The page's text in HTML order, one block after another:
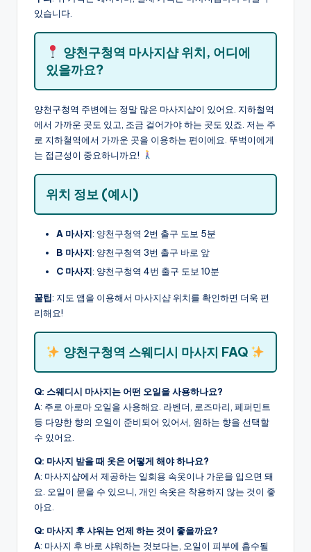
있습니다.
양천구청역 마사지샵 위치, 어디에
있을까요?
양천구청역 주변에는 정말 많은 마사지샵이 있어요. 지하철역
에서 가까운 곳도 있고, 조금 걸어가야 하는 곳도 있죠. 저는 주
로 지하철역에서 가까운 곳을 이용하는 편이에요. 뚜벅이에게
는 접근성이 중요하니까요!
위치 정보 (예시)
A 마사지: 양천구청역 2번 출구 도보 5분
B 마사지: 양천구청역 3번 출구 바로 앞
C 마사지: 양천구청역 4번 출구 도보 10분
꿀팁: 지도 앱을 이용해서 마사지샵 위치를 확인하면 더욱 편
리해요!
양천구청역 스웨디시 마사지 FAQ
Q: 스웨디시 마사지는 어떤 오일을 사용하나요?
A: 주로 아로마 오일을 사용해요. 라벤더, 로즈마리, 페퍼민트
등 다양한 향의 오일이 준비되어 있어서, 원하는 향을 선택할
수 있어요.
Q: 마사지 받을 때 옷은 어떻게 해야 하나요?
A: 마사지샵에서 제공하는 일회용 속옷이나 가운을 입으면 돼
요. 오일이 묻을 수 있으니, 개인 속옷은 착용하지 않는 것이 좋
아요.
Q: 마사지 후 샤워는 언제 하는 것이 좋을까요?
A: 마사지 후 바로 샤워하는 것보다는, 오일이 피부에 흡수될